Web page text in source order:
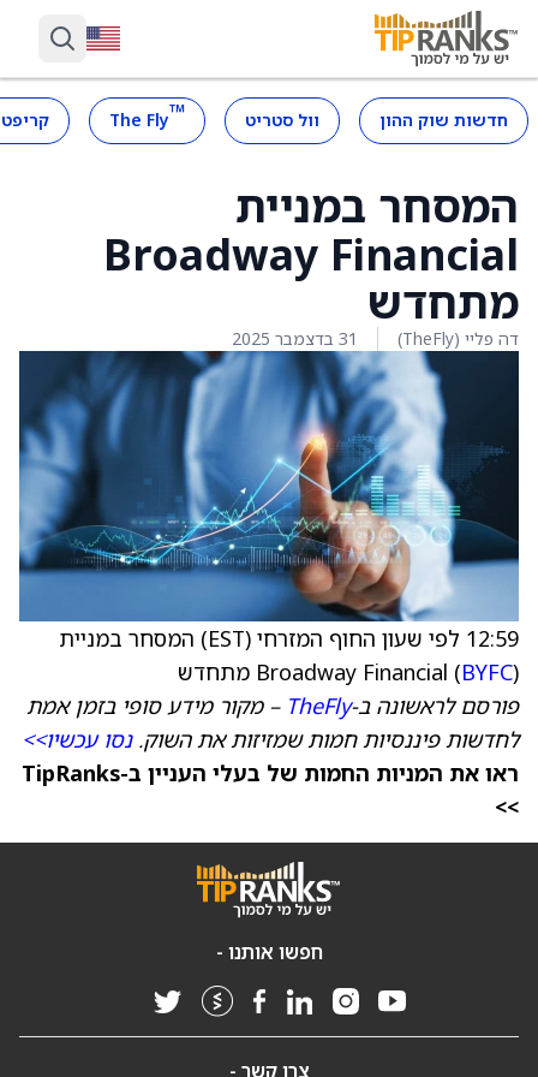
חדשות שוק ההון וול סטריט ™
The Fly
המסחר במניית
Broadway Financial
מתחדש
דה פליי (TheFly) 31 בדצמבר 2025
12:59 לפי שעון החוף המזרחי (EST) המסחר במניית
Broadway Financial (BYFC) מתחדש
פורסם לראשונה ב-TheFly – מקור מידע סופי בזמן אמת
לחדשות פיננסיות חמות שמזיזות את השוק.נסו עכשיו>>
ראו את המניות החמות של בעלי העניין ב-TipRanks
>>
חפשו אותנו -
צרו קשר -